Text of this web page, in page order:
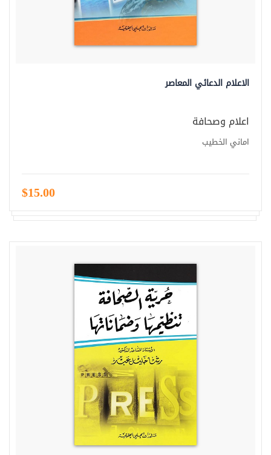
الاعلام الدعائي المعاصر
اعلام وصحافة
اماني الخطيب
$15.00